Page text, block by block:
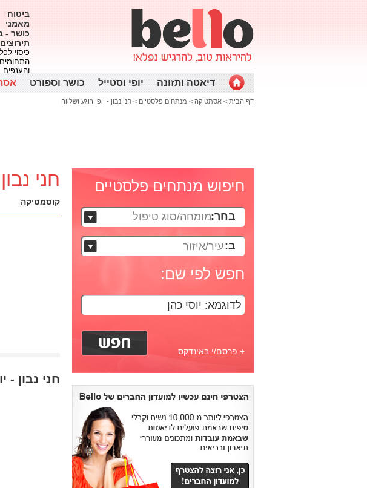
ביטוח
מאמני
כושר -
תירוצים
כיסוי לכל
התחומים
והענפים
דיאטה ותזונה יופי וסטייל כושר וספורט
דף הבית > אסתטיקה > מנתחים פלסטיים > חני נבון - יופי רוגע ושלווה
חיפוש מנתחים פלסטיים
בחר:מומחה/סוג טיפול
ב:עיר/איזור
חפש לפי שם:
+ פרסם/י באינדקס
חני
קוסמטיקה
חני נבון -